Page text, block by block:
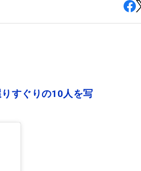
すぐりの10人を写